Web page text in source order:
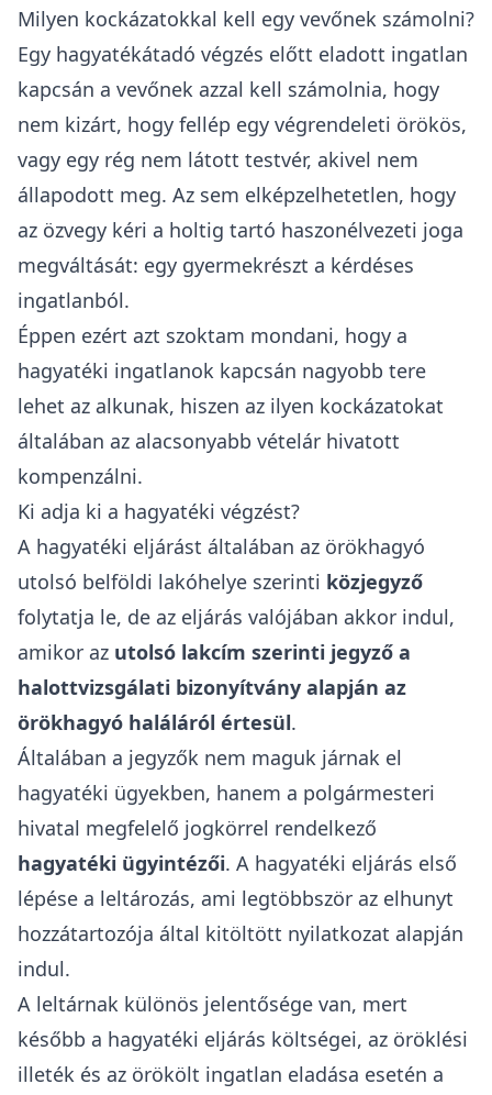
Milyen kockázatokkal kell egy vevőnek számolni?
Egy hagyatékátadó végzés előtt eladott ingatlan
kapcsán a vevőnek azzal kell számolnia, hogy
nem kizárt, hogy fellép egy végrendeleti örökös,
vagy egy rég nem látott testvér, akivel nem
állapodott meg. Az sem elképzelhetetlen, hogy
az özvegy kéri a holtig tartó haszonélvezeti joga
megváltását: egy gyermekrészt a kérdéses
ingatlanból.
Éppen ezért azt szoktam mondani, hogy a
hagyatéki ingatlanok kapcsán nagyobb tere
lehet az alkunak, hiszen az ilyen kockázatokat
általában az alacsonyabb vételár hivatott
kompenzálni.
Ki adja ki a hagyatéki végzést?
A hagyatéki eljárást általában az örökhagyó
utolsó belföldi lakóhelye szerinti közjegyző
folytatja le, de az eljárás valójában akkor indul,
amikor az utolsó lakcím szerinti jegyző a
halottvizsgálati bizonyítvány alapján az
örökhagyó haláláról értesül.
Általában a jegyzők nem maguk járnak el
hagyatéki ügyekben, hanem a polgármesteri
hivatal megfelelő jogkörrel rendelkező
hagyatéki ügyintézői. A hagyatéki eljárás első
lépése a leltározás, ami legtöbbször az elhunyt
hozzátartozója által kitöltött nyilatkozat alapján
indul.
A leltárnak különös jelentősége van, mert
később a hagyatéki eljárás költségei, az öröklési
illeték és az örökölt ingatlan eladása esetén a